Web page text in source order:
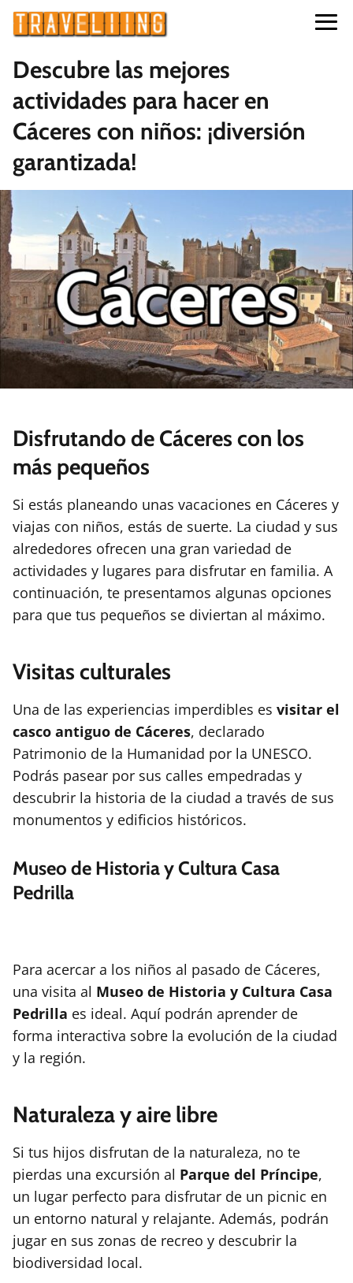
Descubre las mejores
actividades para hacer en
Cáceres con niños: ¡diversión
garantizada!
Disfrutando de Cáceres con los
más pequeños
Si estás planeando unas vacaciones en Cáceres y
viajas con niños, estás de suerte. La ciudad y sus
alrededores ofrecen una gran variedad de
actividades y lugares para disfrutar en familia. A
continuación, te presentamos algunas opciones
para que tus pequeños se diviertan al máximo.
Visitas culturales
Una de las experiencias imperdibles es visitar el
casco antiguo de Cáceres, declarado
Patrimonio de la Humanidad por la UNESCO.
Podrás pasear por sus calles empedradas y
descubrir la historia de la ciudad a través de sus
monumentos y edificios históricos.
Museo de Historia y Cultura Casa
Pedrilla
Para acercar a los niños al pasado de Cáceres,
una visita al Museo de Historia y Cultura Casa
Pedrilla es ideal. Aquí podrán aprender de
forma interactiva sobre la evolución de la ciudad
y la región.
Naturaleza y aire libre
Si tus hijos disfrutan de la naturaleza, no te
pierdas una excursión al Parque del Príncipe,
un lugar perfecto para disfrutar de un picnic en
un entorno natural y relajante. Además, podrán
jugar en sus zonas de recreo y descubrir la
biodiversidad local.